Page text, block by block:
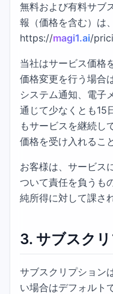
無料および有料サブ
報（価格を含む）は
https://magi1.ai/
当社はサービス価格
価格変更を行う場合
システム通知、電子
通じて少なくとも15
もサービスを継続し
価格を受け入れるこ
お客様は、サービス
ついて責任を負うも
純所得に対して課さ
3. サブスク
サブスクリプション
い場合はデフォルト